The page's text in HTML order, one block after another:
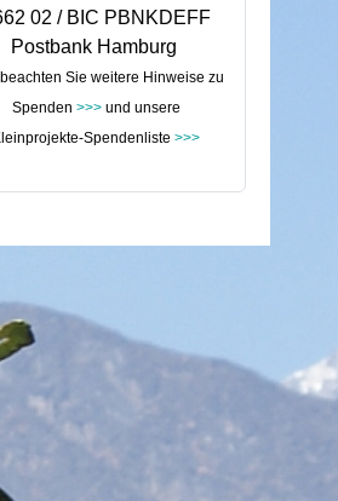
02 / BIC PBNKDEFF
Postbank Hamburg
beachten Sie weitere Hinweise zu
Spenden >>>und unsere
Spendenliste >>>